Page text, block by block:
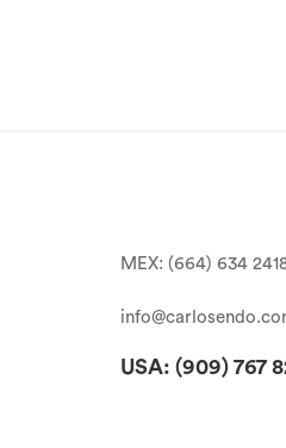
MEX: (664) 634
USA: (909)767